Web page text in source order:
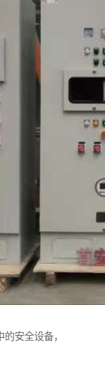
安全设备，